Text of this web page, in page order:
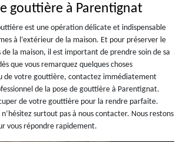
gouttière à Parentignat
est une opération délicate et indispensable
à l’extérieur de la maison. Et pour préserver le
la maison, il est important de prendre soin de sa
que vous remarquez quelques choses
de votre gouttière, contactez immédiatement
de la pose de gouttière à Parentignat.
de votre gouttière pour la rendre parfaite.
surtout pas à nous contacter. Nous restons
vous répondre rapidement.